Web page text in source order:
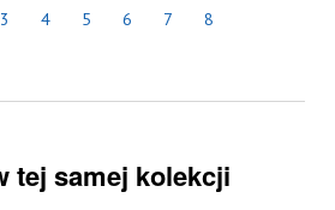
3 4 5 6 7 8
tej samej kolekcji